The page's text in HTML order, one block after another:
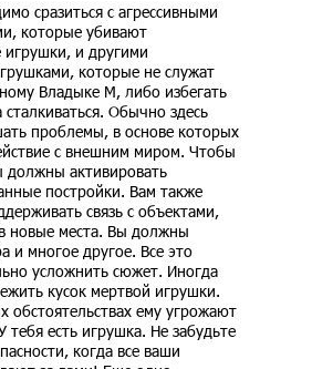
сразиться с агрессивными
которые убивают
и другими
которые не служат
Владыке М, либо избегать
Обычно здесь
проблемы, в основе которых
с внешним миром. Чтобы
активировать
постройки. Вам также
связь с объектами,
новые места. Вы должны
и многое другое. Все это
усложнить сюжет. Иногда
кусок мертвой игрушки.
обстоятельствах ему угрожают
есть игрушка. Не забудьте
когда все ваши